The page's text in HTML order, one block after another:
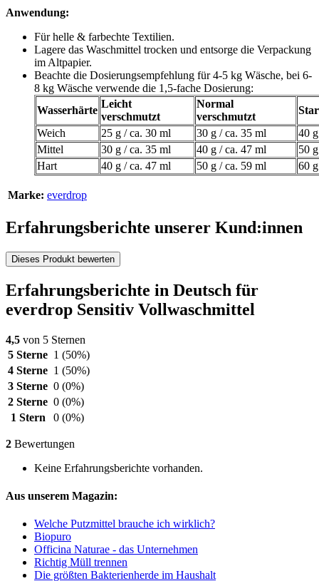
Anwendung:
Für helle & farbechte Textilien.
Lagere das Waschmittel trocken und entsorge die Verpackung
im Altpapier.
Beachte die Dosierungsempfehlung für 4-5 kg Wäsche, bei 6-
8 kg Wäsche verwende die 1,5-fache Dosierung:
Wasserhärte
Leicht
verschmutzt
Normal
verschmutzt
Weich
25 g / ca. 30 ml 30 g / ca. 35 ml
40
Mittel
30 g / ca. 35 ml 40 g / ca. 47 ml
50
Hart
40 g / ca. 47 ml 50 g / ca. 59 ml 60
Marke: everdrop
Erfahrungsberichte unserer Kund:innen
Dieses Produkt bewerten
Erfahrungsberichte in Deutsch für
everdrop Sensitiv Vollwaschmittel
4,5 von 5 Sternen
5 Sterne 1 (50%)
4 Sterne 1 (50%)
3 Sterne 0 (0%)
2 Sterne 0 (0%)
1 Stern
0 (0%)
2 Bewertungen
Keine Erfahrungsberichte vorhanden.
Aus unserem Magazin:
Welche Putzmittel brauche ich wirklich?
Biopuro
Officina Naturae - das Unternehmen
Richtig Müll trennen
Die größten Bakterienherde im Haushalt